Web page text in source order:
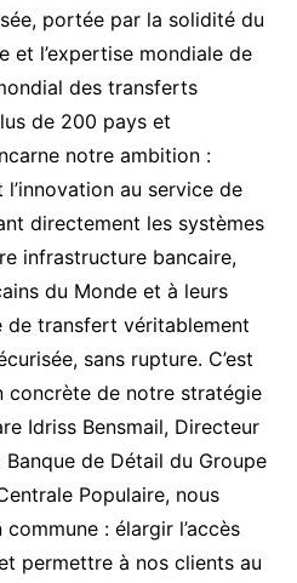
portée par la solidité du
et l’expertise mondiale de
des transferts
de 200 pays et
notre ambition :
au service de
directement les systèmes
infrastructure bancaire,
du Monde et à leurs
de transfert véritablement
sans rupture. C’est
concrète de notre stratégie
Idriss Bensmail, Directeur
de Détail du Groupe
Populaire, nous
: élargir l’accès
permettre à nos clients au